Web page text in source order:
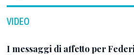
VIDEO
I messaggi di affetto per